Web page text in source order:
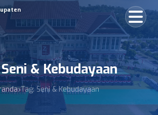
& Kebudayaan
Tag: Seni & Kebudayaan